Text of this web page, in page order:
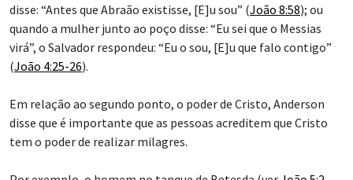
disse: “Antes que Abraão existisse, [E]u sou” (João 8:58); ou
quando a mulher junto ao poço disse: “Eu sei que o Messias
virá”, o Salvador respondeu: “Eu o sou, [E]u que falo contigo”
(João 4:25-26).
Em relação ao segundo ponto, o poder de Cristo, Anderson
disse que é importante que as pessoas acreditem que Cristo
tem o poder de realizar milagres.